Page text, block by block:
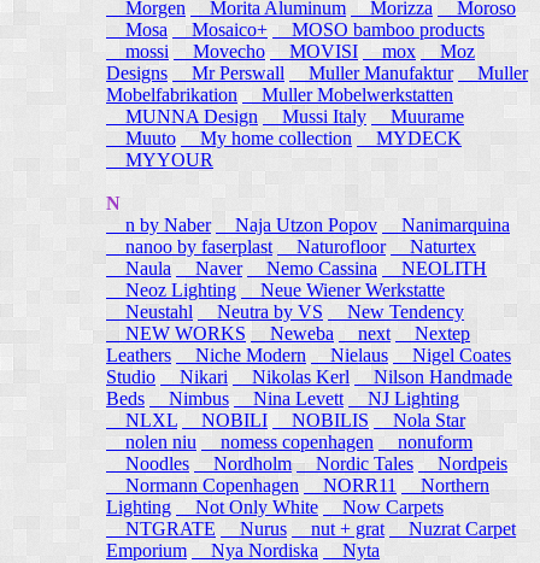
Morgen
Morita Aluminum Morizza
Moroso
Mosa
Mosaico+
MOSO bamboo products
mossi
Movecho MOVISI mox
Moz
Designs
Mr Perswall Muller Manufaktur
Muller
Mobelfabrikation
Muller Mobelwerkstatten
MUNNA Design
Mussi Italy
Muurame
Muuto My home collection
MYDECK
MYYOUR
N
n by Naber
Naja Utzon Popov
Nanimarquina
nanoo by faserplast
Naturofloor
Naturtex
Naula
Naver Nemo Cassina
NEOLITH
Neoz Lighting
Neue Wiener Werkstatte
Neustahl
Neutra by VS
New Tendency
NEW WORKS
Neweba next
Nextep
Leathers
Niche Modern Nielaus
Nigel Coates
Studio
Nikari Nikolas Kerl
Nilson Handmade
Beds
Nimbus Nina Levett
NJ Lighting
NLXL
NOBILI NOBILIS
Nola Star
nolen niu
nomess copenhagen
nonuform
Noodles
Nordholm Nordic Tales
Nordpeis
Normann Copenhagen
NORR11
Northern
Lighting
Not Only White
Now Carpets
NTGRATE
Nurus nut + grat
Nuzrat Carpet
Emporium
Nya Nordiska Nyta